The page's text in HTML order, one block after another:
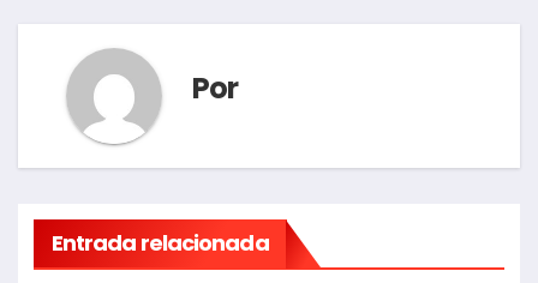
Por
Entrada relacionada